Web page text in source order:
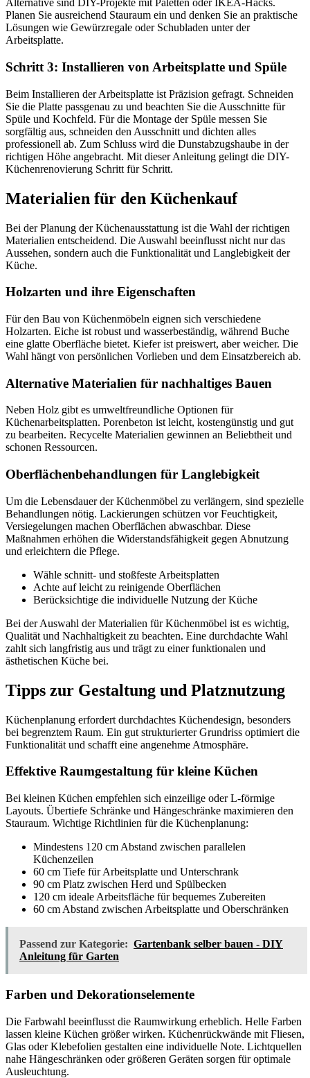
Alternative sind DIY-Projekte mit Paletten oder IKEA-Hacks.
Planen Sie ausreichend Stauraum ein und denken Sie an praktische
Lösungen wie Gewürzregale oder Schubladen unter der
Arbeitsplatte.
Schritt 3: Installieren von Arbeitsplatte und Spüle
Beim Installieren der Arbeitsplatte ist Präzision gefragt. Schneiden
Sie die Platte passgenau zu und beachten Sie die Ausschnitte für
Spüle und Kochfeld. Für die Montage der Spüle messen Sie
sorgfältig aus, schneiden den Ausschnitt und dichten alles
professionell ab. Zum Schluss wird die Dunstabzugshaube in der
richtigen Höhe angebracht. Mit dieser Anleitung gelingt die DIY-
Küchenrenovierung Schritt für Schritt.
Materialien für den Küchenkauf
Bei der Planung der Küchenausstattung ist die Wahl der richtigen
Materialien entscheidend. Die Auswahl beeinflusst nicht nur das
Aussehen, sondern auch die Funktionalität und Langlebigkeit der
Küche.
Holzarten und ihre Eigenschaften
Für den Bau von Küchenmöbeln eignen sich verschiedene
Holzarten. Eiche ist robust und wasserbeständig, während Buche
eine glatte Oberfläche bietet. Kiefer ist preiswert, aber weicher. Die
Wahl hängt von persönlichen Vorlieben und dem Einsatzbereich ab.
Alternative Materialien für nachhaltiges Bauen
Neben Holz gibt es umweltfreundliche Optionen für
Küchenarbeitsplatten. Porenbeton ist leicht, kostengünstig und gut
zu bearbeiten. Recycelte Materialien gewinnen an Beliebtheit und
schonen Ressourcen.
Oberflächenbehandlungen für Langlebigkeit
Um die Lebensdauer der Küchenmöbel zu verlängern, sind spezielle
Behandlungen nötig. Lackierungen schützen vor Feuchtigkeit,
Versiegelungen machen Oberflächen abwaschbar. Diese
Maßnahmen erhöhen die Widerstandsfähigkeit gegen Abnutzung
und erleichtern die Pflege.
Wähle schnitt- und stoßfeste Arbeitsplatten
Achte auf leicht zu reinigende Oberflächen
Berücksichtige die individuelle Nutzung der Küche
Bei der Auswahl der Materialien für Küchenmöbel ist es wichtig,
Qualität und Nachhaltigkeit zu beachten. Eine durchdachte Wahl
zahlt sich langfristig aus und trägt zu einer funktionalen und
ästhetischen Küche bei.
Tipps zur Gestaltung und Platznutzung
Küchenplanung erfordert durchdachtes Küchendesign, besonders
bei begrenztem Raum. Ein gut strukturierter Grundriss optimiert die
Funktionalität und schafft eine angenehme Atmosphäre.
Effektive Raumgestaltung für kleine Küchen
Bei kleinen Küchen empfehlen sich einzeilige oder L-förmige
Layouts. Übertiefe Schränke und Hängeschränke maximieren den
Stauraum. Wichtige Richtlinien für die Küchenplanung:
Mindestens 120 cm Abstand zwischen parallelen
Küchenzeilen
60 cm Tiefe für Arbeitsplatte und Unterschrank
90 cm Platz zwischen Herd und Spülbecken
120 cm ideale Arbeitsfläche für bequemes Zubereiten
60 cm Abstand zwischen Arbeitsplatte und Oberschränken
Passend zur Kategorie: Gartenbank selber bauen - DIY
Anleitung für Garten
Farben und Dekorationselemente
Die Farbwahl beeinflusst die Raumwirkung erheblich. Helle Farben
lassen kleine Küchen größer wirken. Küchenrückwände mit Fliesen,
Glas oder Klebefolien gestalten eine individuelle Note. Lichtquellen
nahe Hängeschränken oder größeren Geräten sorgen für optimale
Ausleuchtung.